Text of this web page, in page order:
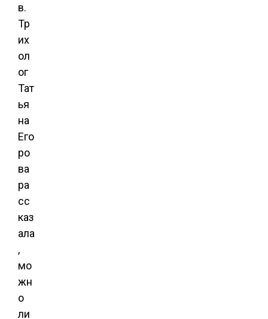
в.
Тр
их
ол
ог
Тат
ья
на
Его
ро
ва
ра
сс
каз
ала
,
мо
жн
о
ли